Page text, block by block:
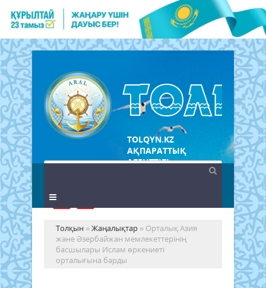
TOLQYN.KZ
АҚПАРАТТЫҚ
АГЕНТТІГІ
Толқын »Жаңалықтар » Орталық Азия
және Әзербайжан мемлекеттерінің
басшылары Ислам өркениеті
орталығына барды